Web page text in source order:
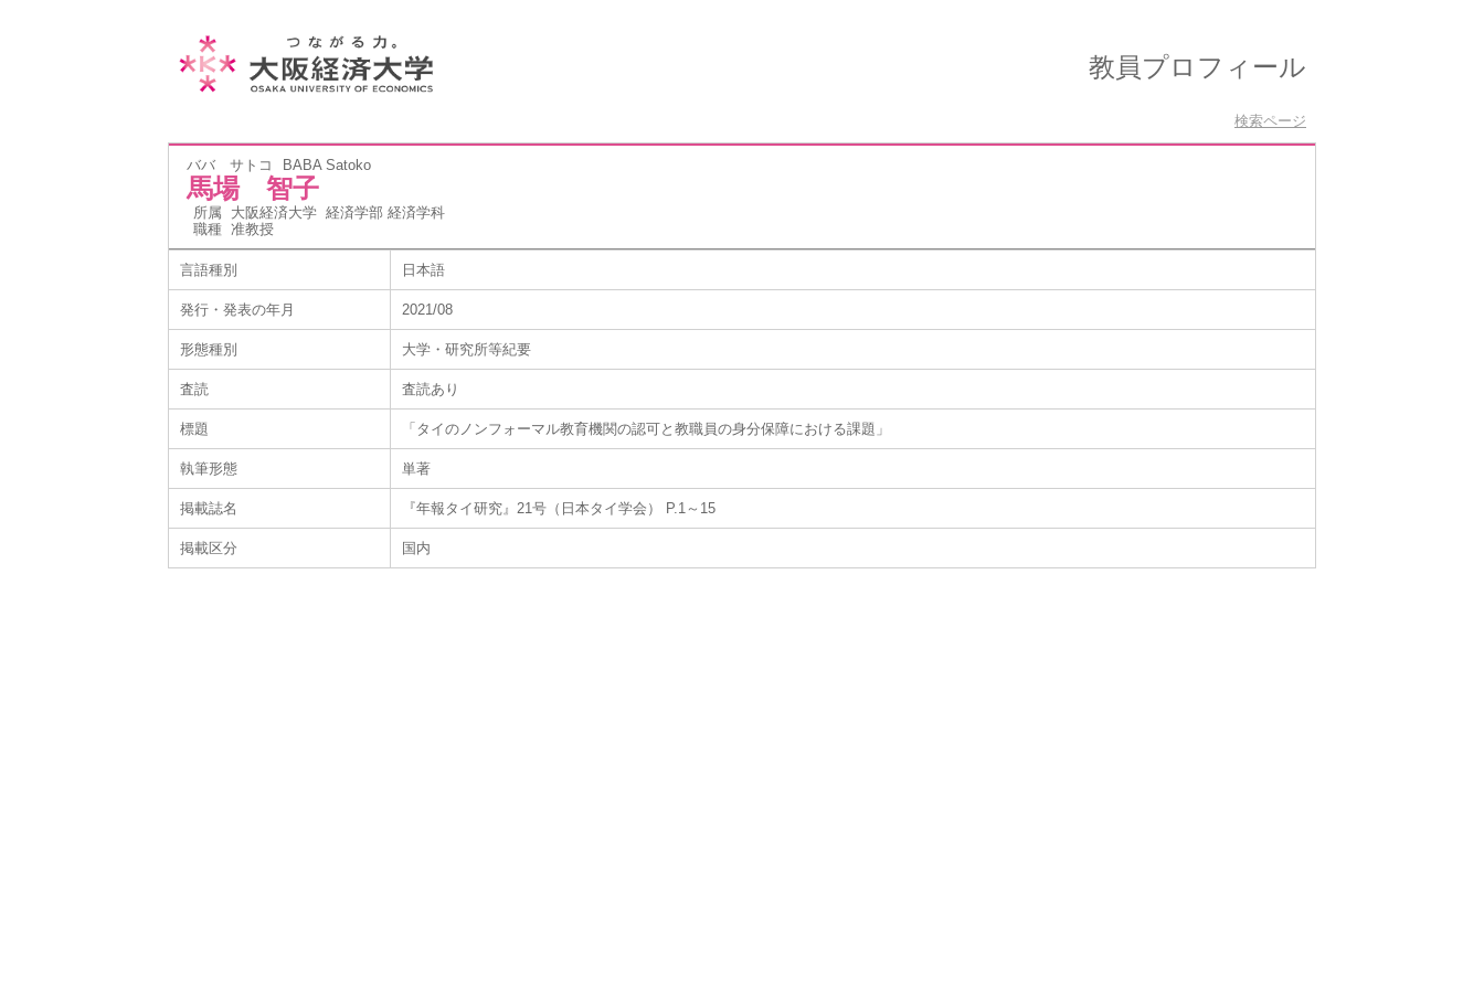
教員プロフィール
検索ページ
ババ サトコ BABA Satoko
馬場 智子
所属 大阪経済大学 経済学部 経済学科
職種 准教授
言語種別 日本語
発行・発表の年月 2021/08
形態種別 大学・研究所等紀要
査読 査読あり
標題 「タイのノンフォーマル教育機関の認可と教職員の身分保障における課題」
執筆形態 単著
掲載誌名 『年報タイ研究』21号（日本タイ学会） P.1～15
掲載区分 国内